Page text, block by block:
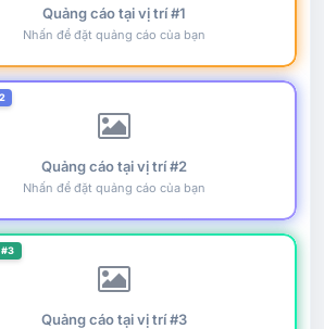
Quảng cáo tại vị trí #1
Nhấn để đặt quảng cáo của bạn
Quảng cáo tại vị trí #2
Nhấn để đặt quảng cáo của bạn
Quảng cáo tại vị trí #3